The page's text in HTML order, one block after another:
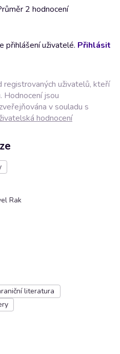
2 hodnocení
přihlášení uživatelé. Přihlásit
registrovaných uživatelů, kteří
Hodnocení jsou
v souladu s
hodnocení
Rak
literatura